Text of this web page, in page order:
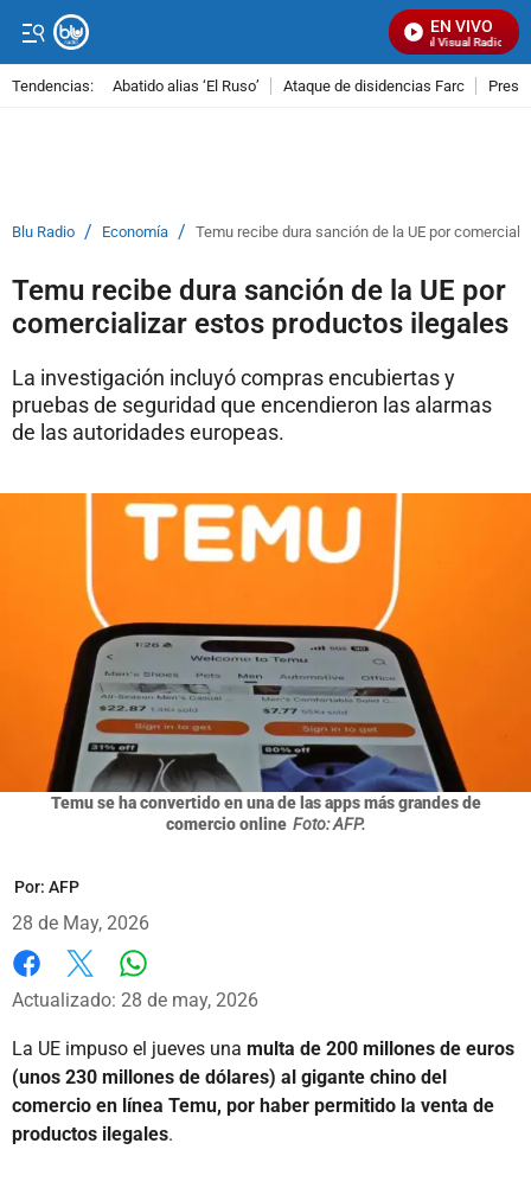
EN VIVO
Señal Visual Radio
Tendencias: Abatido alias ‘El Ruso’ Ataque de disidencias Farc
Blu Radio / Economía / Temu recibe dura sanción de la UE por
Temu recibe dura sanción de la UE por
comercializar estos productos ilegales
La investigación incluyó compras encubiertas y
pruebas de seguridad que encendieron las alarmas
de las autoridades europeas.
Temu se ha convertido en una de las apps más grandes de
comercio online Foto: AFP.
Por: AFP
28 de May, 2026
Facebook
X
Actualizado: 28 de may, 2026
La UE impuso el jueves una multa de 200 millones de euros
(unos 230 millones de dólares) al gigante chino del
comercio en línea Temu, por haber permitido la venta de
productos ilegales.